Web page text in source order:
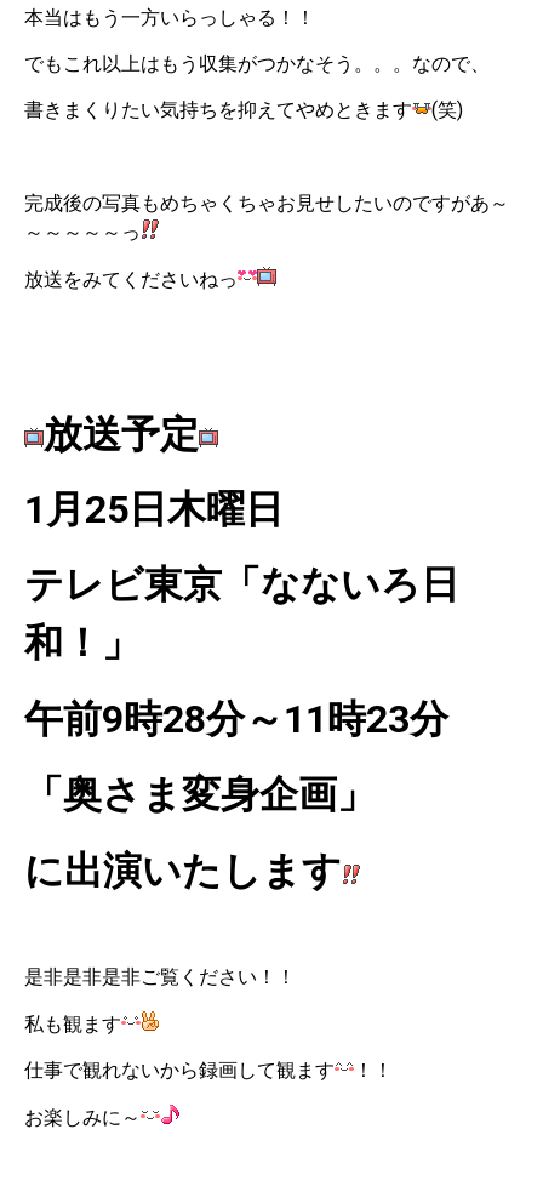
本当はもう一方いらっしゃる！！
でもこれ以上はもう収集がつかなそう。。。なので、
書きまくりたい気持ちを抑えてやめときます (笑)
完成後の写真もめちゃくちゃお見せしたいのですがあ～
～～～～～っ
放送をみてくださいねっ
放送予定
1月25日木曜日
テレビ東京「なないろ日
和！」
午前9時28分～11時23分
「奥さま変身企画」
に出演いたします
是非是非是非ご覧ください！！
私も観ます
仕事で観れないから録画して観ます ！！
お楽しみに～